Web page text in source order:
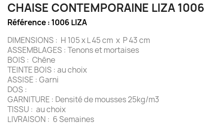
CHAISE CONTEMPORAINE LIZA 1006
Référence : 1006 LIZA
DIMENSIONS : H 105 x L 45 cm x P 43 cm
ASSEMBLAGES : Tenons et mortaises
BOIS : Chêne
TEINTE BOIS : au choix
ASSISE : Garni
DOS :
GARNITURE : Densité de mousses 25kg/m3
TISSU : au choix
LIVRAISON : 6 Semaines